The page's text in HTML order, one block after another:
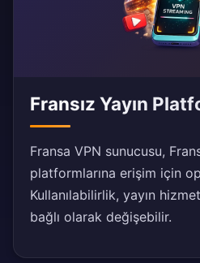
Fransız Yayın
Fransa VPN sunucusu,
platformlarına erişim için
Kullanılabilirlik, yayın
bağlı olarak değişebilir.